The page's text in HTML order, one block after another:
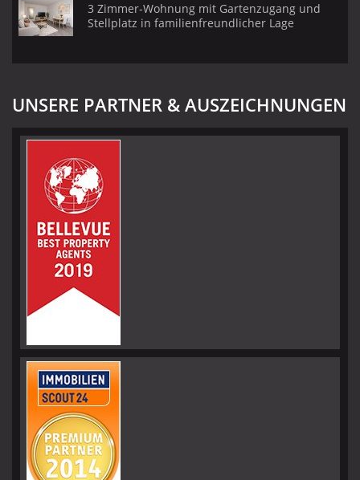
3 Zimmer-Wohnung mit Gartenzugang und
Stellplatz in familienfreundlicher Lage
UNSERE PARTNER & AUSZEICHNUNGEN